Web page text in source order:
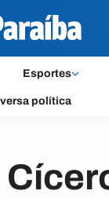
Esportes
política